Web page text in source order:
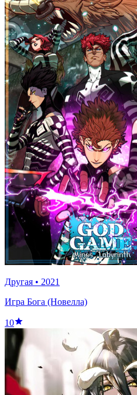
Другая • 2021
Игра Бога (Новелла)
10